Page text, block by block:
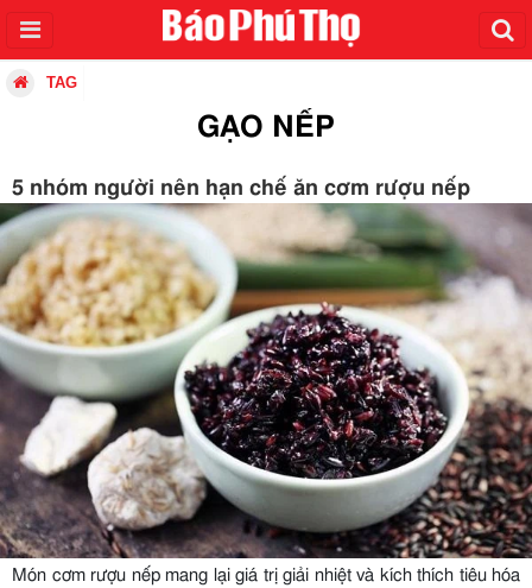
TAG
GẠO NẾP
5 nhóm người nên hạn chế ăn cơm rượu nếp
Món cơm rượu nếp mang lại giá trị giải nhiệt và kích thích tiêu hóa